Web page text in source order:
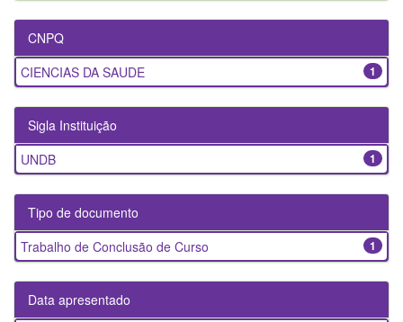
CNPQ
1
CIENCIAS DA SAUDE
Sigla Instituição
1
UNDB
Tipo de documento
1
Trabalho de Conclusão de Curso
Data apresentado